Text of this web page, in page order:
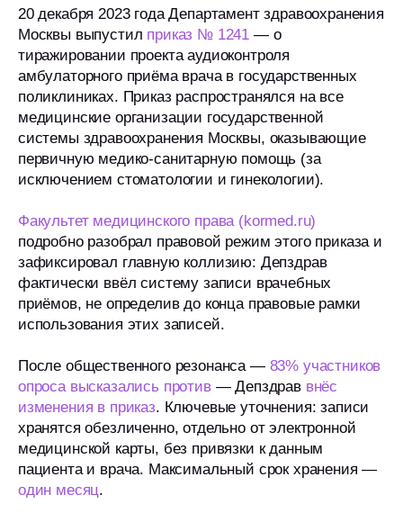
20 декабря 2023 года Департамент здравоохранения
Москвы выпустил приказ № 1241 — о
тиражировании проекта аудиоконтроля
амбулаторного приёма врача в государственных
поликлиниках. Приказ распространялся на все
медицинские организации государственной
системы здравоохранения Москвы, оказывающие
первичную медико-санитарную помощь (за
исключением стоматологии и гинекологии).
Факультет медицинского права (kormed.ru)
подробно разобрал правовой режим этого приказа и
зафиксировал главную коллизию: Депздрав
фактически ввёл систему записи врачебных
приёмов, не определив до конца правовые рамки
использования этих записей.
После общественного резонанса — 83% участников
опроса высказались против— Депздрав внёс
изменения в приказ. Ключевые уточнения: записи
хранятся обезличенно, отдельно от электронной
медицинской карты, без привязки к данным
пациента и врача. Максимальный срок хранения —
один месяц.